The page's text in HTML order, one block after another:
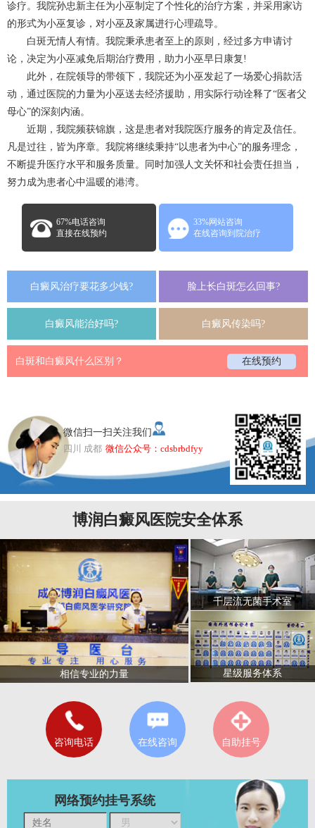
诊疗。我院孙忠新主任为小巫制定了个性化的治疗方案，并采用家访
的形式为小巫复诊，对小巫及家属进行心理疏导。
白斑无情人有情。我院秉承患者至上的原则，经过多方申请讨
论，决定为小巫减免后期治疗费用，助力小巫早日康复!
此外，在院领导的带领下，我院还为小巫发起了一场爱心捐款活
动，通过医院的力量为小巫送去经济援助，用实际行动诠释了“医者父
母心”的深刻内涵。
近期，我院频获锦旗，这是患者对我院医疗服务的肯定及信任。
凡是过往，皆为序章。我院将继续秉持“以患者为中心”的服务理念，
不断提升医疗水平和服务质量。同时加强人文关怀和社会责任担当，
努力成为患者心中温暖的港湾。
67%电话咨询
直接在线预约
33%网站咨询
在线咨询到院治疗
白癜风治疗要花多少钱? 脸上长白斑怎么回事?
白癜风能治好吗? 白癜风传染吗?
白斑和白癜风什么区别？ 在线预约
微信扫一扫关注我们
四川 成都 微信公众号：cdsbrbdfyy
博润白癜风医院安全体系
相信专业的力量
千层流无菌手术室
星级服务体系
咨询电话 在线咨询 自助挂号
网络预约挂号系统